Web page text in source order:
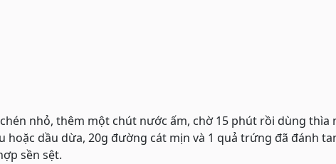
nhỏ, thêm một chút nước ấm, chờ 15 phút rồi dùng thìa
hoặc dầu dừa, 20g đường cát mịn và 1 quả trứng đã đánh
sền sệt.